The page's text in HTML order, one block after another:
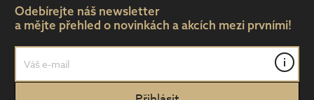
Odebírejte náš newsletter
a mějte přehled o novinkách a akcích mezi prvními!
i